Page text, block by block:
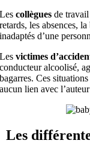
Les collègues de
retards, les absences,
inadaptés d’une
Lesvictimes
conducteur alcoolisé,
bagarres. Ces
aucun lien avec
Les